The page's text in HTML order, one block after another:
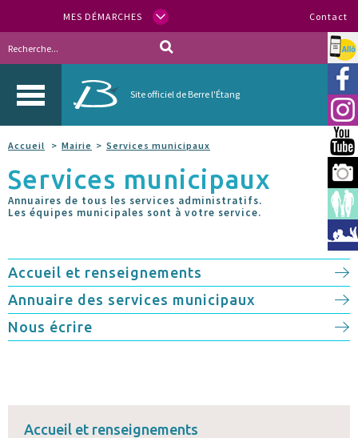
MES DÉMARCHES Contact
Site officiel de Berre l'Étang
Allo
Accueil Mairie Services municipaux
Services municipaux
Annuaires de tous les services administratifs.
Les équipes municipales sont à votre service.
Accueil et renseignements
Annuaire des services municipaux
Nous écrire
Accueil et renseignements